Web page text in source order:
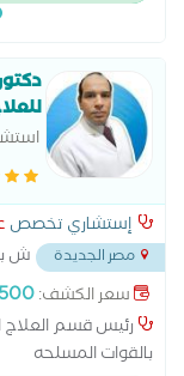
إستشاري تخصص
مصر الجديدة ش
سعر الكشف:500
رئيس قسم العلاج
بالقوات المسلحه